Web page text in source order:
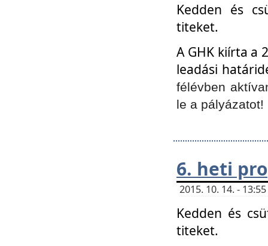
Kedden és
titeket.
A GHK kiírta a
leadási
félévben
le a pályázatot!
6. heti
2015. 10. 14. -
Kedden és
titeket.